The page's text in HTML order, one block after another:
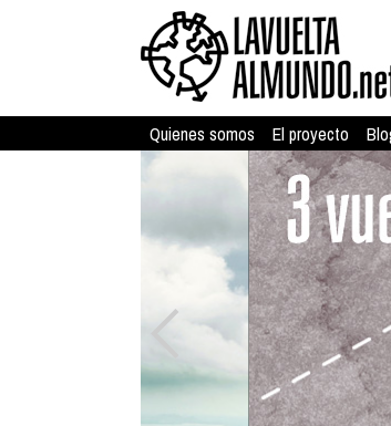
Quienes somos El proyecto